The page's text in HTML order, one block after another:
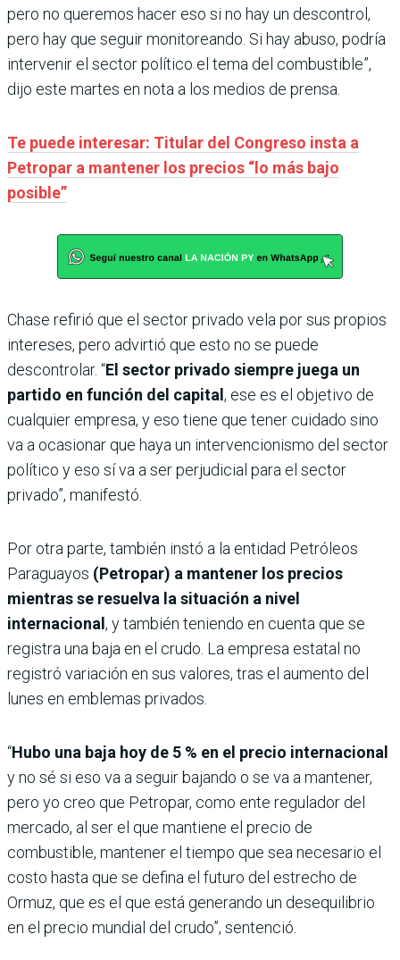
pero no queremos hacer eso si no hay un descontrol,
pero hay que seguir monitoreando. Si hay abuso, podría
intervenir el sector político el tema del combustible”,
dijo este martes en nota a los medios de prensa.
Te puede interesar: Titular del Congreso insta a
Petropar a mantener los precios “lo más bajo
posible”
Chase refirió que el sector privado vela por sus propios
intereses, pero advirtió que esto no se puede
descontrolar. “El sector privado siempre juega un
partido en función del capital, ese es el objetivo de
cualquier empresa, y eso tiene que tener cuidado sino
va a ocasionar que haya un intervencionismo del sector
político y eso sí va a ser perjudicial para el sector
privado”, manifestó.
Por otra parte, también instó a la entidad Petróleos
Paraguayos (Petropar) a mantener los precios
mientras se resuelva la situación a nivel
internacional, y también teniendo en cuenta que se
registra una baja en el crudo. La empresa estatal no
registró variación en sus valores, tras el aumento del
lunes en emblemas privados.
“Hubo una baja hoy de 5 % en el precio internacional
y no sé si eso va a seguir bajando o se va a mantener,
pero yo creo que Petropar, como ente regulador del
mercado, al ser el que mantiene el precio de
combustible, mantener el tiempo que sea necesario el
costo hasta que se defina el futuro del estrecho de
Ormuz, que es el que está generando un desequilibrio
en el precio mundial del crudo”, sentenció.